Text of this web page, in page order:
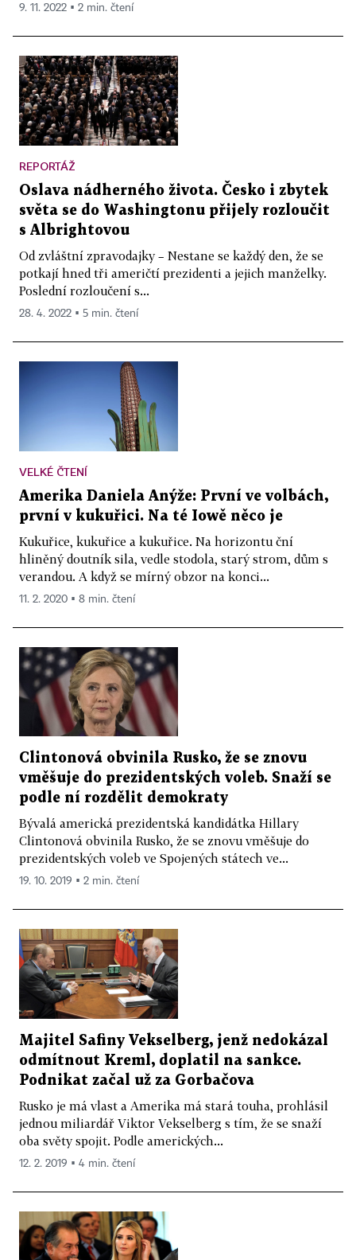
9. 11. 2022 ▪ 2 min. čtení
REPORTÁŽ
Oslava nádherného života. Česko i zbytek
světa se do Washingtonu přijely rozloučit
s Albrightovou
Od zvláštní zpravodajky – Nestane se každý den, že se
potkají hned tři američtí prezidenti a jejich manželky.
Poslední rozloučení s...
28. 4. 2022 ▪ 5 min. čtení
VELKÉ ČTENÍ
Amerika Daniela Anýže: První ve volbách,
první v kukuřici. Na té Iowě něco je
Kukuřice, kukuřice a kukuřice. Na horizontu ční
hliněný doutník sila, vedle stodola, starý strom, dům s
verandou. A když se mírný obzor na konci...
11. 2. 2020 ▪ 8 min. čtení
Clintonová obvinila Rusko, že se znovu
vměšuje do prezidentských voleb. Snaží se
podle ní rozdělit demokraty
Bývalá americká prezidentská kandidátka Hillary
Clintonová obvinila Rusko, že se znovu vměšuje do
prezidentských voleb ve Spojených státech ve...
19. 10. 2019 ▪ 2 min. čtení
Majitel Safiny Vekselberg, jenž nedokázal
odmítnout Kreml, doplatil na sankce.
Podnikat začal už za Gorbačova
Rusko je má vlast a Amerika má stará touha, prohlásil
jednou miliardář Viktor Vekselberg s tím, že se snaží
oba světy spojit. Podle amerických...
12. 2. 2019 ▪ 4 min. čtení